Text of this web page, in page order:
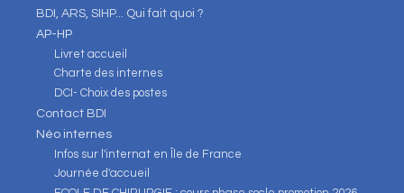
BDI, ARS, SIHP... Qui fait quoi ?
AP-HP
Livret accueil
Charte des internes
DCI- Choix des postes
Contact BDI
Néo internes
Infos sur l'internat en Île de France
Journée d'accueil